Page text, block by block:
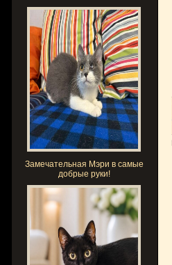
Замечательная Мэри в самые
добрые руки!